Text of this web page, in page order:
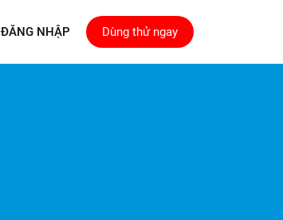
ĐĂNG NHẬP Dùng thử ngay